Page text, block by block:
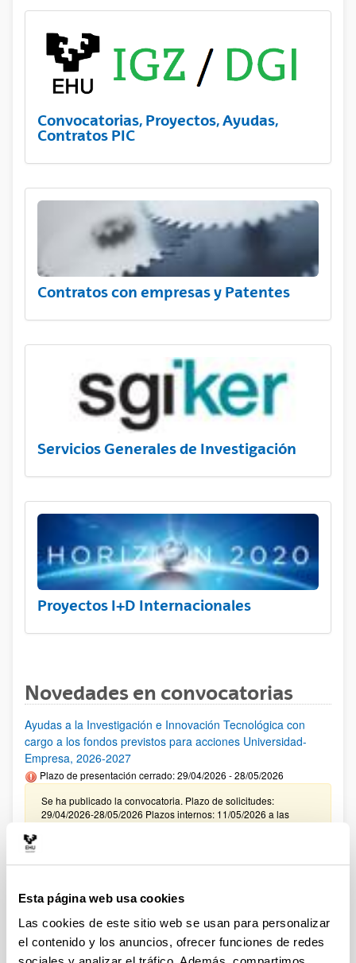
Esta página web usa cookies
Las cookies de este sitio web se usan para personalizar
el contenido y los anuncios, ofrecer funciones de redes
Convocatorias, Proyectos, Ayudas,
Contratos PIC
Contratos con empresas y Patentes
Servicios Generales de Investigación
Proyectos I+D Internacionales
Novedades en convocatorias
Ayudas a la Investigación e Innovación Tecnológica con
cargo a los fondos previstos para acciones Universidad-
Empresa, 2026-2027
Plazo de presentación cerrado: 29/04/2026 - 28/05/2026
Se ha publicado la convocatoria. Plazo de solicitudes:
29/04/2026-28/05/2026 Plazos internos: 11/05/2026 a las
CONVOCATORIA INCENTIVACIÓN PARA LA
"PROGRAMA ATRAE 2026"
Plazo de presentación cerrado: 23/04/2026 - 04/06/2026
Envío de la Expresión de Interés. Plazo interno 25 de mayo de
2026. Envío resto de documentación necesaria. Plazo interno